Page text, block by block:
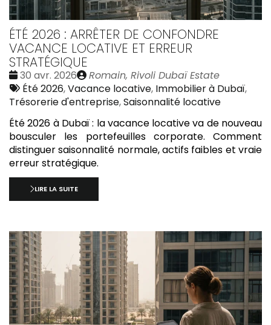
ÉTÉ 2026 : ARRÊTER DE CONFONDRE
VACANCE LOCATIVE ET ERREUR
STRATÉGIQUE
Date
:
30 avr. 2026
Publié
par
Romain, Rivoli Dubaï Estate
Tags
:
Été 2026,Vacance locative, Immobilier à Dubaï,
Trésorerie d'entreprise,Saisonnalité locative
Été 2026 à Dubaï : la vacance locative va de nouveau
bousculer les portefeuilles corporate. Comment
distinguer saisonnalité normale, actifs faibles et vraie
erreur stratégique.
LIRE LA SUITE